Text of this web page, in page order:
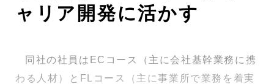
ャリア開発に活かす
同社の社員はECコース（主に会社基幹業務に携
わる人材）とFLコース（主に事業所で業務を着実